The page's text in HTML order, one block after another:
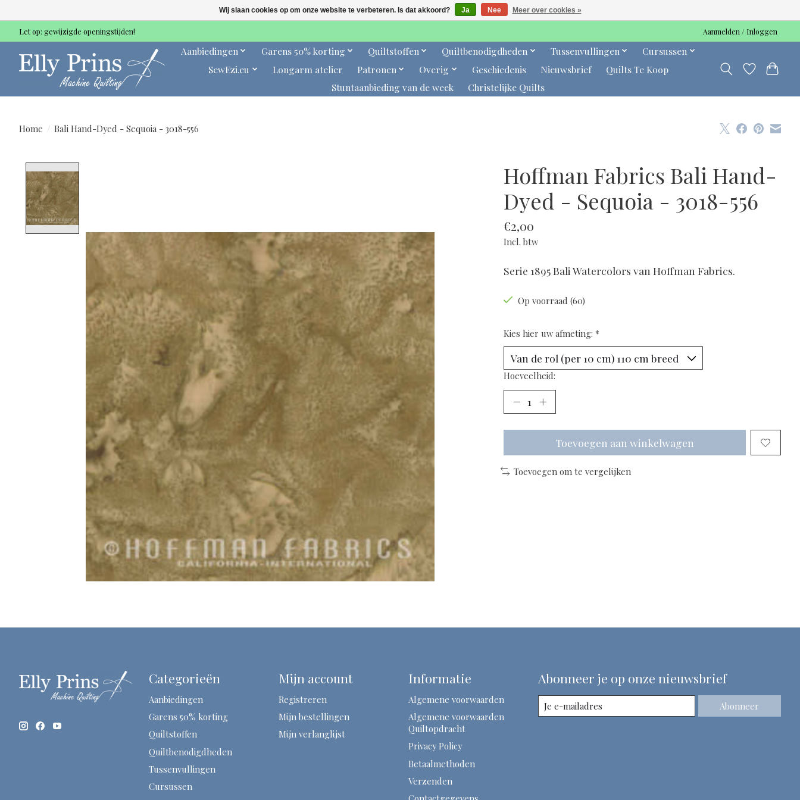
Let op: gewijzigde openingstijden! Aanmelden / Inloggen
Aanbiedingen Garens 50% korting Quiltstoffen Quiltbenodigdheden Tussenvullingen
Cursussen
SewEzi.eu
Longarm atelier Patronen Overig Geschiedenis Nieuwsbrief
Quilts Te Koop
Stuntaanbieding van de week
Christelijke Quilts
Home / Bali Hand-Dyed - Sequoia - 3018-556
Hoffman Fabrics Bali Hand-
Dyed - Sequoia - 3018-556
€2,00
Incl. btw
Serie 1895 Bali Watercolors van Hoffman Fabrics.
Op voorraad (60)
Kies hier uw afmeting: *
Hoeveelheid:
Toevoegen aan winkelwagen
Toevoegen om te vergelijken
Categorieën
Aanbiedingen
Garens 50% korting
Quiltstoffen
Quiltbenodigdheden
Tussenvullingen
Cursussen
Mijn account
Registreren
Mijn bestellingen
Mijn verlanglijst
Informatie
Algemene voorwaarden
Algemene voorwaarden
Quiltopdracht
Privacy Policy
Betaalmethoden
Verzenden
Abonneer je op onze nieuwsbrief
Abonneer
Wij slaan cookies op om onze website te verbeteren. Is dat akkoord? Ja Nee Meer over cookies »